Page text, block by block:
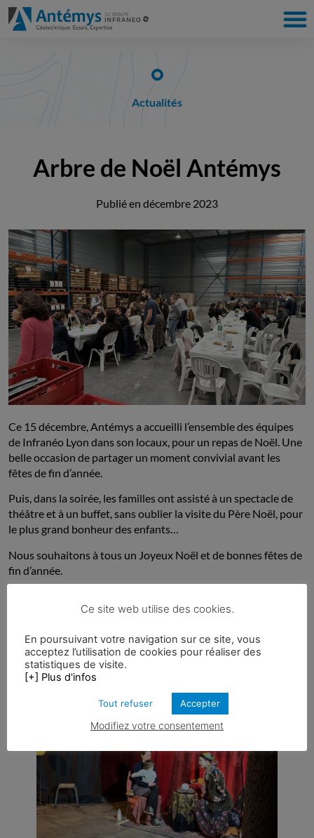
Actualités
Arbre de Noël Antémys
Publié en décembre 2023
Ce 15 décembre, Antémys a accueilli l’ensemble des équipes
de Infranéo Lyon dans son locaux, pour un repas de Noël. Une
belle occasion de partager un moment convivial avant les
fêtes de fin d’année.
Puis, dans la soirée, les familles ont assisté à un spectacle de
théâtre et à un buffet, sans oublier la visite du Père Noël, pour
le plus grand bonheur des enfants…
Nous souhaitons à tous un Joyeux Noël et de bonnes fêtes de
fin d’année.
Ce site web utilise des cookies.
En poursuivant votre navigation sur ce site, vous
acceptez l’utilisation de cookies pour réaliser des
statistiques de visite.
[+] Plus d'infos
Tout refuser Accepter
Modifiez votre consentement